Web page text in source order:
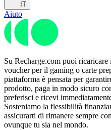
IT
Aiuto
Su Recharge.com puoi
voucher per il gaming o carte
piattaforma è pensata per
prodotto, paga in modo sicuro
preferisci e ricevi
Sosteniamo la flessibilità
assicurarti di rimanere sempre
ovunque tu sia nel mondo.